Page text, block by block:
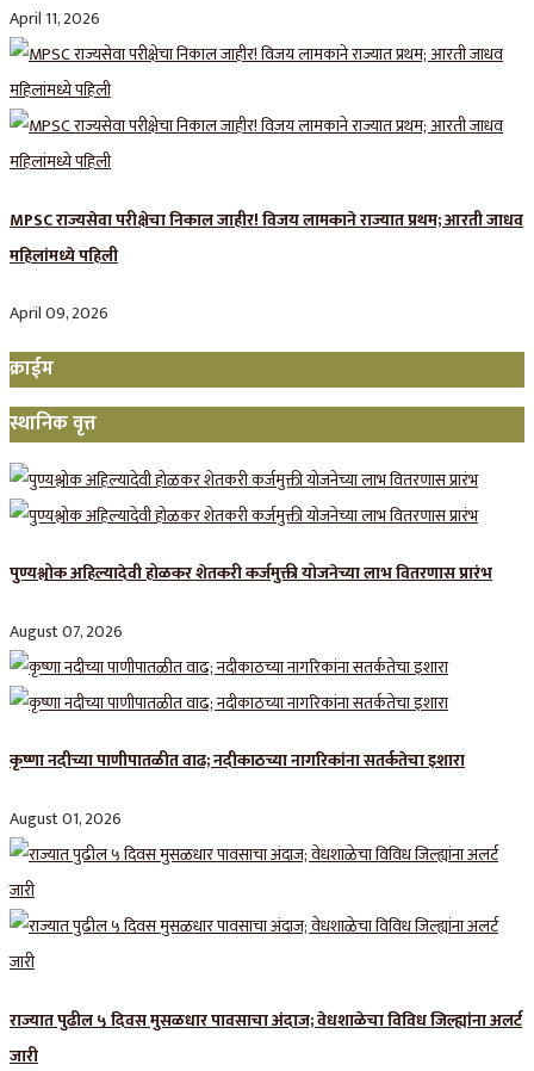
April 11, 2026
MPSC राज्यसेवा परीक्षेचा निकाल जाहीर! विजय लामकाने राज्यात प्रथम; आरती जाधव
महिलांमध्ये पहिली
April 09, 2026
क्राईम
स्थानिक वृत्त
पुण्यश्लोक अहिल्यादेवी होळकर शेतकरी कर्जमुक्ती योजनेच्या लाभ वितरणास प्रारंभ
August 07, 2026
कृष्णा नदीच्या पाणीपातळीत वाढ; नदीकाठच्या नागरिकांना सतर्कतेचा इशारा
August 01, 2026
राज्यात पुढील ५ दिवस मुसळधार पावसाचा अंदाज; वेधशाळेचा विविध जिल्ह्यांना अलर्ट
जारी